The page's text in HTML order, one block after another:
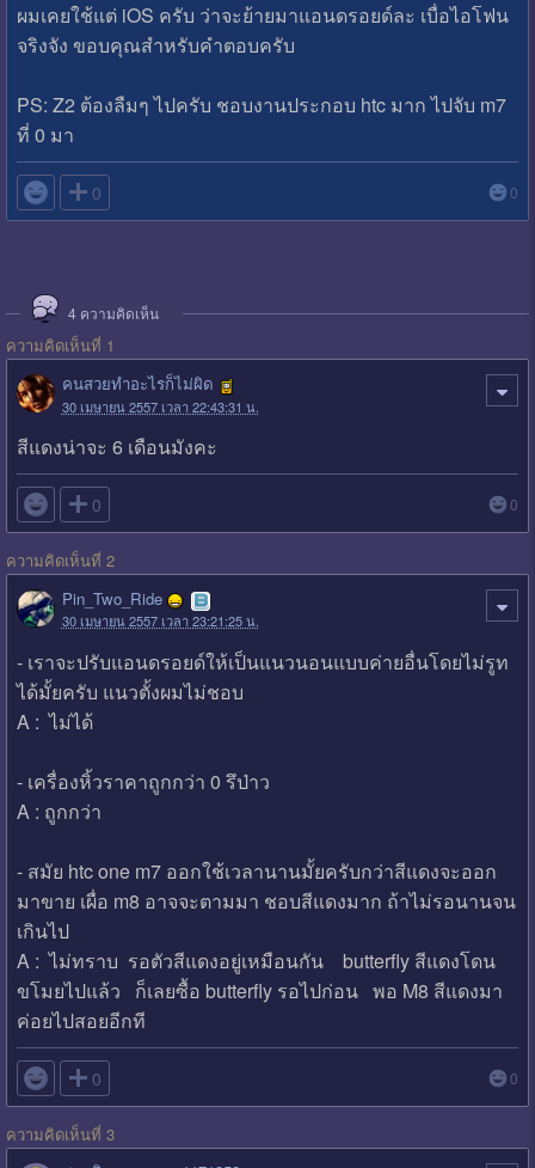
ผมเคยใช้แต่ iOS ครับ ว่าจะย้ายมาแอนดรอยด์ละ เบื่อไอโฟน
จริงจัง ขอบคุณสำหรับคำตอบครับ
PS: Z2 ต้องลืมๆ ไปครับ ชอบงานประกอบ htc มาก ไปจับ m7
ที่ 0 มา
 0 0
4 ความคิดเห็น
ความคิดเห็นที่ 1
คนสวยทำอะไรก็ไม่ผิด
30 เมษายน 2557 เวลา 22:43:31 น.
สีแดงน่าจะ 6 เดือนมังคะ
 0 0
ความคิดเห็นที่ 2
Pin_Two_Ride
30 เมษายน 2557 เวลา 23:21:25 น.
- เราจะปรับแอนดรอยด์ให้เป็นแนวนอนแบบค่ายอื่นโดยไม่รูท
ได้มั้ยครับ แนวตั้งผมไม่ชอบ
A : ไม่ได้
- เครื่องหิ้วราคาถูกกว่า 0 รึป่าว
A : ถูกกว่า
- สมัย htc one m7 ออกใช้เวลานานมั้ยครับกว่าสีแดงจะออก
มาขาย เผื่อ m8 อาจจะตามมา ชอบสีแดงมาก ถ้าไม่รอนานจน
เกินไป
A : ไม่ทราบ รอตัวสีแดงอยู่เหมือนกัน butterfly สีแดงโดน
ขโมยไปแล้ว ก็เลยซื้อ butterfly รอไปก่อน พอ M8 สีแดงมา
ค่อยไปสอยอีกที
 0 0
ความคิดเห็นที่ 3